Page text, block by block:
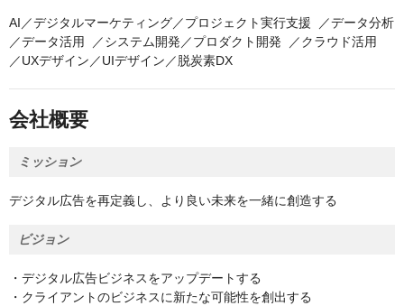
AI／デジタルマーケティング／プロジェクト実行支援 ／データ分析
／データ活用 ／システム開発／プロダクト開発 ／クラウド活用
／UXデザイン／UIデザイン／脱炭素DX
会社概要
ミッション
デジタル広告を再定義し、より良い未来を一緒に創造する
ビジョン
・デジタル広告ビジネスをアップデートする
・クライアントのビジネスに新たな可能性を創出する